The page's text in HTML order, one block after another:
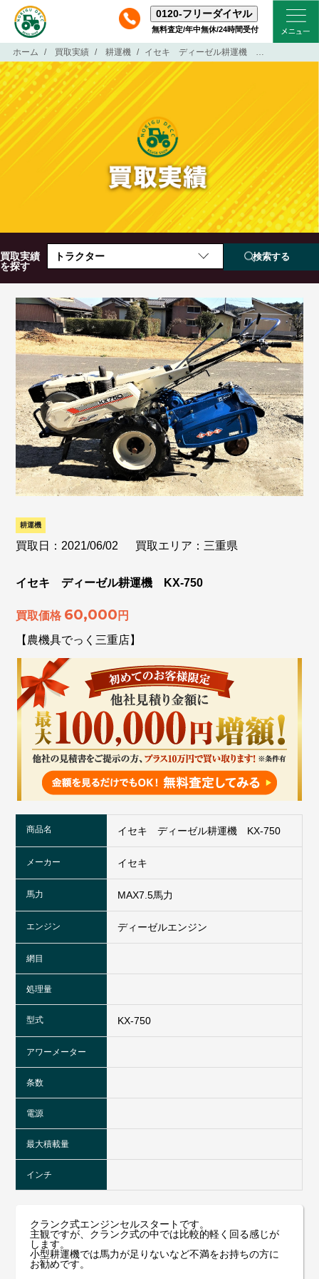
0120-フリーダイヤル
無料査定/年中無休/24時間受付
ホーム 買取実績 耕運機 イセキ ディーゼル耕運機 KX-750
買取実績
を探す
トラクター
耕運機
買取日：2021/06/02 買取エリア：三重県
イセキ ディーゼル耕運機 KX-750
買取価格 60,000 円
【農機具でっく三重店】
商品名 イセキ ディーゼル耕運機 KX-750
メーカー イセキ
馬力 MAX7.5馬力
エンジン ディーゼルエンジン
網目
処理量
型式 KX-750
アワーメーター
条数
電源
最大積載量
インチ
クランク式エンジンセルスタートです。
主観ですが、クランク式の中では比較的軽く回る感じが
します。
小型耕運機では馬力が足りないなど不満をお持ちの方に
お勧めです。